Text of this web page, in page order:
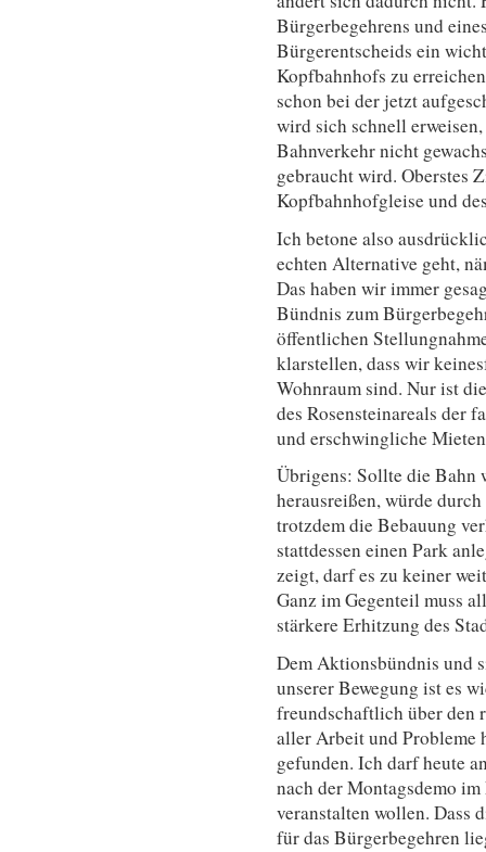
Bürgerbegehrens und
Bürgerentscheids ein
Kopfbahnhofs zu
schon bei der jetzt
wird sich schnell
Bahnverkehr nicht
gebraucht wird. Oberstes
Kopfbahnhofgleise und
Ich betone also
echten Alternative geht,
Das haben wir immer
Bündnis zum
öffentlichen
klarstellen, dass wir
Wohnraum sind. Nur ist
des Rosensteinareals der
und erschwingliche
Übrigens: Sollte die Bahn
herausreißen, würde
trotzdem die Bebauung
stattdessen einen Park
zeigt, darf es zu keiner
Ganz im Gegenteil muss
stärkere Erhitzung des
Dem Aktionsbündnis und
unserer Bewegung ist es
freundschaftlich über den
aller Arbeit und
gefunden. Ich darf heute
nach der Montagsdemo
veranstalten wollen. Dass
für das Bürgerbegehren